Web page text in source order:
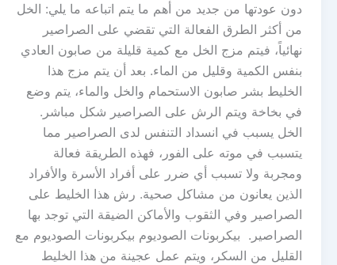
دون عودتها من جديد من أهم ما يتم اتباعه ما يلي: الخل
من أكثر الطرق الفعالة التي تقضي على الصراصير
نهائياً، فيتم مزج الخل مع كمية قليلة من صابون العادي
بنفس الكمية وقليل من الماء. بعد أن يتم مزج هذا
الخليط بشر صابون الاستحمام والخل والماء، يتم وضع
في بخاخة ويتم الرش على الصراصير شكل مباشر.
الخل يسبب في انسداد التنفس لدى الصراصير مما
يتسبب في موته على الفور، فهذه الطريقة فعالة
ومجربة ولا تسبب أي ضرر على أفراد الأسرة والأفراد
الذين يعانون من مشاكل صحية. رش هذا الخليط على
الصراصير وفي الثقوب والأماكن الضيقة التي توجد بها
الصراصير. بيكربونات الصوديوم بيكربونات الصوديوم مع
القليل من السكر، ويتم عمل عجينة من هذا الخليط